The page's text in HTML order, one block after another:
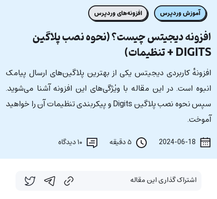
آموزش وردپرس افزونه‌های وردپرس
افزونه دیجیتس چیست؟ (نحوه نصب پلاگین
DIGITS + تنظیمات)
افزونهٔ کاربردی دیجیتس یکی از بهترین‌ پلاگین‌های ارسال پیامک
انبوه است. در این مقاله با ویٰژگی‌های این افزونه آشنا می‌شوید.
سپس نحوه نصب پلاگین Digits و پیکربندی تنظیمات آن را خواهید
آموخت.
دیدگاه
اشتراک گذاری این مقاله